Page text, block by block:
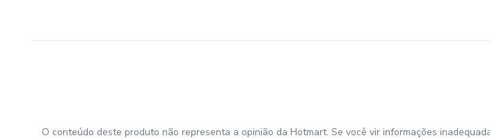
O conteúdo deste produto não representa a opinião da Hotmart. Se você vir informações